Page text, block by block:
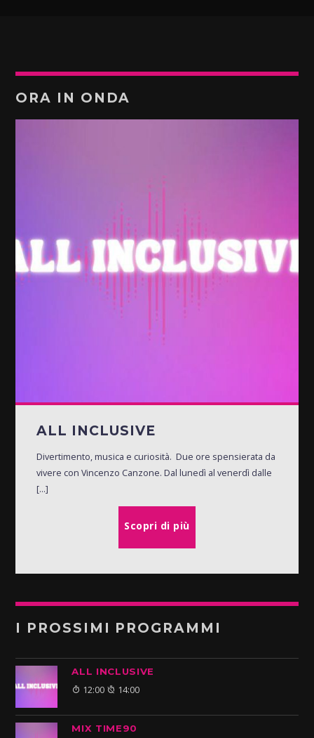
ORA IN ONDA
ALL INCLUSIVE
Divertimento, musica e curiosità. Due ore spensierata da
vivere con Vincenzo Canzone. Dal lunedì al venerdì dalle
[...]
Scopri di più
I PROSSIMI PROGRAMMI
ALL INCLUSIVE
12:00 14:00
MIX TIME90